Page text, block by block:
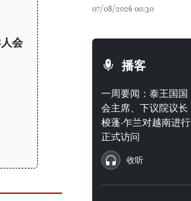
会
07/08/2026 00:30
播客
一周要闻：泰王国国
会主席、下议院议长
梭蓬·乍兰对越南进行
正式访问
收听